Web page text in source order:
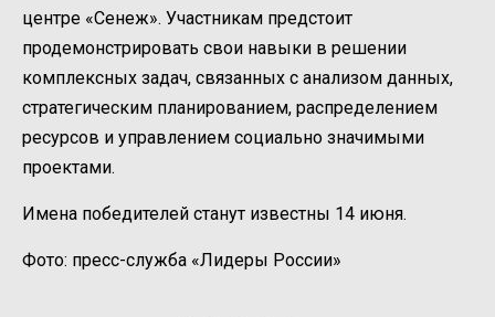
центре «Сенеж». Участникам предстоит
продемонстрировать свои навыки в решении
комплексных задач, связанных с анализом данных,
стратегическим планированием, распределением
ресурсов и управлением социально значимыми
проектами.
Имена победителей станут известны 14 июня.
Фото: пресс-служба «Лидеры России»